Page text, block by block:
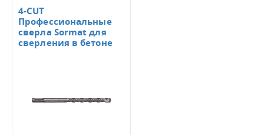
4-CUT
Профессиональные
сверла Sormat для
сверления в бетоне